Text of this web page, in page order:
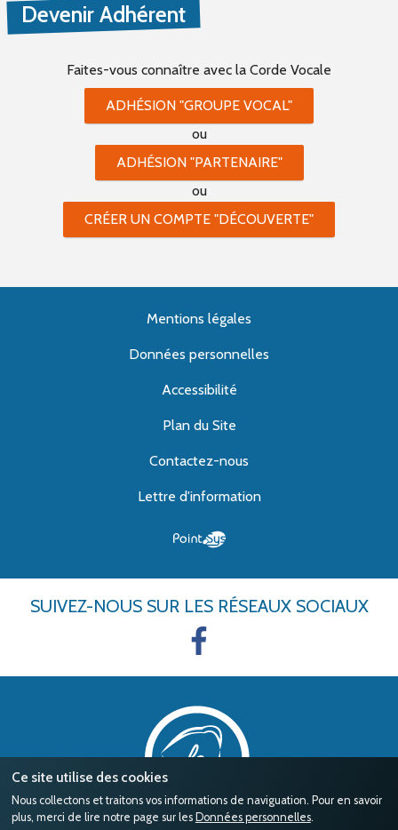
Ce site utilise des cookies
Nous collectons et traitons vos informations de naviguation. Pour en savoir
plus, merci de lire notre page sur les Données personnelles.
Devenir Adhérent
Faites-vous connaître avec la Corde Vocale
ADHÉSION "GROUPE VOCAL"
ou
ADHÉSION "PARTENAIRE"
ou
CRÉER UN COMPTE "DÉCOUVERTE"
Mentions légales
Données personnelles
Accessibilité
Plan du Site
Contactez-nous
Lettre d'information
SUIVEZ-NOUS SUR LES RÉSEAUX SOCIAUX